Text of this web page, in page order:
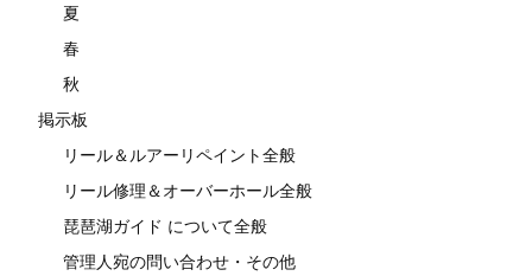
夏
春
秋
掲示板
リール＆ルアーリペイント全般
リール修理＆オーバーホール全般
琵琶湖ガイド について全般
管理人宛の問い合わせ・その他